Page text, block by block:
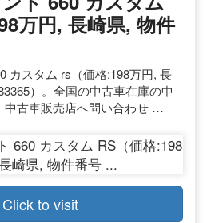
万円, 長崎県, 物件
カスタム rs（価格:198万円, 長
）。全国の中古車在庫の中
中古車販売店へ問い合わせ …
Click to visit